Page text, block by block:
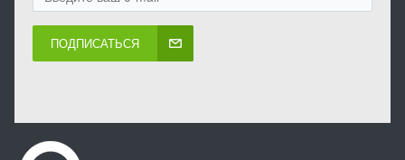
ПОДПИСАТЬСЯ